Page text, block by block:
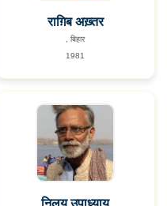
राग़िब अख़्तर
, बिहार
1981